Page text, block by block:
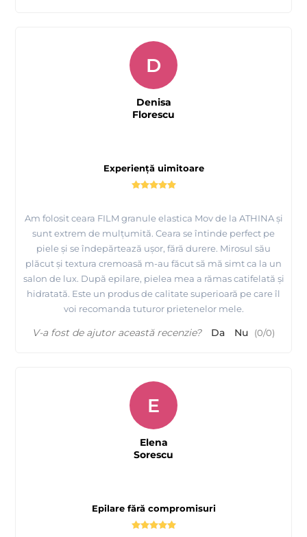
Experiență uimitoare
Am folosit ceara FILM granule elastica Mov de la ATHINA și
sunt extrem de mulțumită. Ceara se întinde perfect pe
piele și se îndepărtează ușor, fără durere. Mirosul său
plăcut și textura cremoasă m-au făcut să mă simt ca la un
salon de lux. După epilare, pielea mea a rămas catifelată și
hidratată. Este un produs de calitate superioară pe care îl
voi recomanda tuturor prietenelor mele.
D
Denisa
Florescu
V-a fost de ajutor această recenzie? Da Nu (0/0)
Epilare fără compromisuri
E
Elena
Sorescu